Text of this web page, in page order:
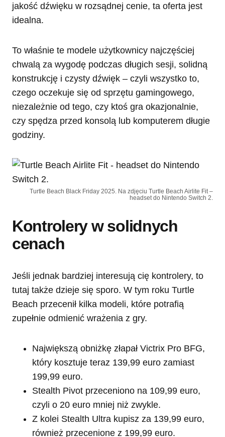
jakość dźwięku w rozsądnej cenie, ta oferta jest
idealna.
To właśnie te modele użytkownicy najczęściej
chwalą za wygodę podczas długich sesji, solidną
konstrukcję i czysty dźwięk – czyli wszystko to,
czego oczekuje się od sprzętu gamingowego,
niezależnie od tego, czy ktoś gra okazjonalnie,
czy spędza przed konsolą lub komputerem długie
godziny.
Turtle Beach Black Friday 2025. Na zdjęciu Turtle Beach Airlite Fit –
headset do Nintendo Switch 2.
Kontrolery w solidnych
cenach
Jeśli jednak bardziej interesują cię kontrolery, to
tutaj także dzieje się sporo. W tym roku Turtle
Beach przecenił kilka modeli, które potrafią
zupełnie odmienić wrażenia z gry.
Największą obniżkę złapał Victrix Pro BFG,
który kosztuje teraz 139,99 euro zamiast
199,99 euro.
Stealth Pivot przeceniono na 109,99 euro,
czyli o 20 euro mniej niż zwykle.
Z kolei Stealth Ultra kupisz za 139,99 euro,
również przecenione z 199,99 euro.